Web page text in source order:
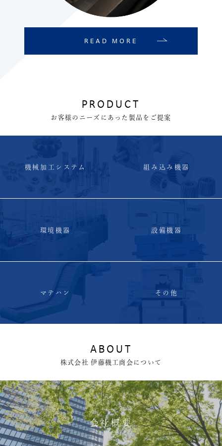
READ MORE
PRODUCT
お客様のニーズにあった製品をご提案
機械加工システム 組み込み機器
環境機器 設備機器
マテハン その他
ABOUT
株式会社 伊藤機工商会について
会社概要